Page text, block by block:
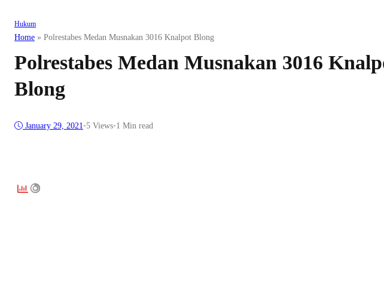
Hukum
Home » Polrestabes Medan Musnakan 3016 Knalpot Blong
Polrestabes Medan Musnakan 3016
Blong
January 29, 2021•5 Views•1 Min read